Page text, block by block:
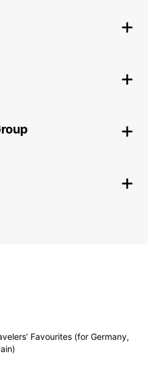
Favourites (for Germany,